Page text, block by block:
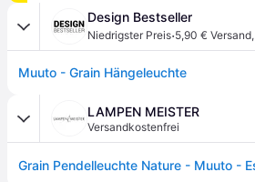
Design Bestseller
Niedrigster Preis·5,90 € Versand,
Muuto - Grain Hängeleuchte
LAMPEN MEISTER
Versandkostenfrei